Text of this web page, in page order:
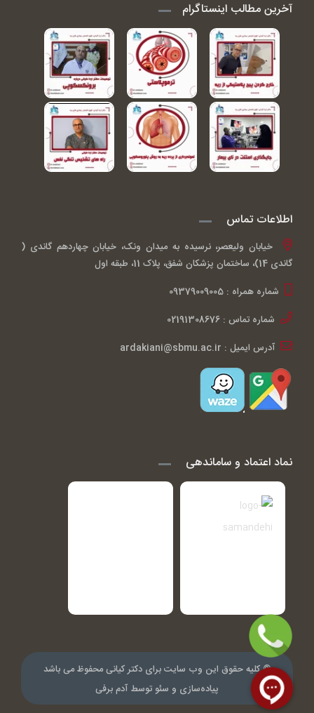
آخرین مطالب اینستاگرام
اطلاعات تماس
خیابان ولیعصر، نرسیده به میدان ونک، خیابان چهاردهم گاندی (
گاندی 14)، ساختمان پزشکان شفق، پلاک 11، طبقه اول
شماره همراه : 09379009005
شماره تماس : 02191308676
آدرس ایمیل : ardakiani@sbmu.ac.ir
نماد اعتماد و ساماندهی
© کلیه حقوق این وب سایت برای دکتر کیانی محفوظ می باشد
پیاده‌سازی و سئو توسط آدم برفی